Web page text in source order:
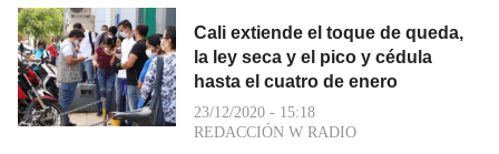
Cali extiende el toque de queda,
la ley seca y el pico y cédula
hasta el cuatro de enero
23/12/2020 - 15:18
REDACCIÓN W RADIO